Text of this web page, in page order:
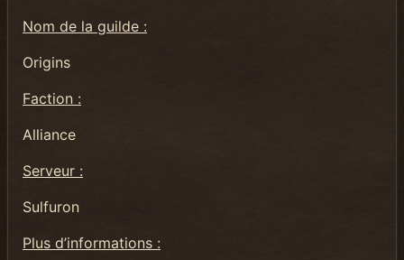
Nom de la guilde :
Origins
Faction :
Alliance
Serveur :
Sulfuron
Plus d’informations :